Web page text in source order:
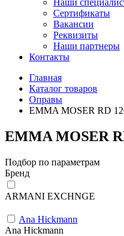
Наши
Сертификаты
Вакансии
Реквизиты
Наши партнеры
Контакты
Главная
Каталог товаров
Оправы
EMMA MOSER RD
EMMA MOSER
Подбор по параметрам
Бренд
ARMANI EXCHNGE
Ana Hickmann
Ana Hickmann